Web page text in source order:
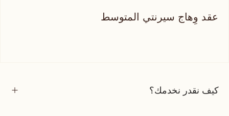
عقد وِهاج سيرنتي المتوسط
كيف نقدر نخدمك؟